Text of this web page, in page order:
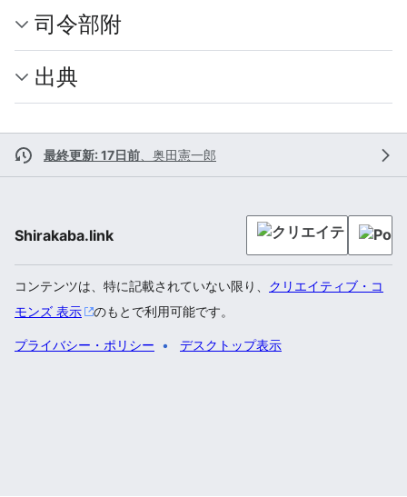
司令部附
出典
最終更新: 17日前 奥田憲一郎
Shirakaba.link
コンテンツは、特に記載されていない限り、 クリエイティブ・コ
モンズ 表示
のもとで利用可能です。
プライバシー・ポリシー デスクトップ表示